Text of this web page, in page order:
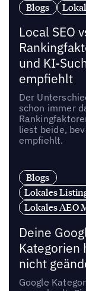
Blogs
Local SEO
und KI-
empfiehlt
Der
schon immer
liest beide,
empfiehlt.
Blogs
Lokales
Lokales AEO
Deine
Kategorien
nicht
Google